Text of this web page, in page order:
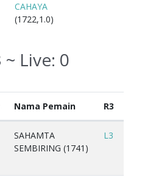
CAHAYA
(1722,1.0)
Live: 0
Nama Pemain R3
SAHAMTA
SEMBIRING (1741)
L3